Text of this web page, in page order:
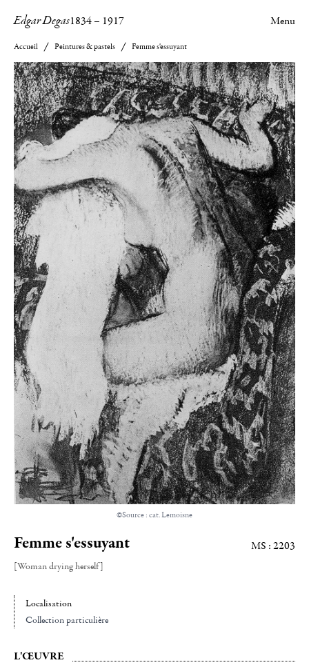
Edgar Degas1834– 1917 Menu
Accueil Peintures & pastels Femme s'essuyant
©Source : cat. Lemoisne
Femme s'essuyant
[Woman drying herself]
MS : 2203
Localisation
Collection particulière
L'ŒUVRE